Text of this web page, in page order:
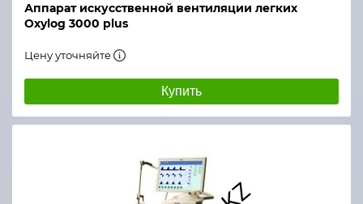
Аппарат искусственной вентиляции легких
Oxylog 3000 plus
Цену уточняйте
Купить